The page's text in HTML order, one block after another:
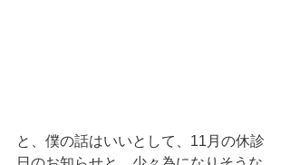
と、僕の話はいいとして、11月の休診